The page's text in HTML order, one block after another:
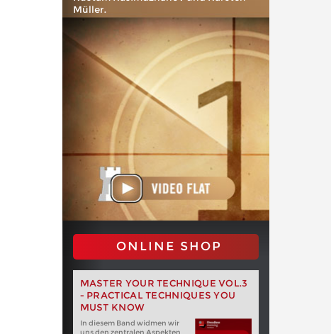
Müller.
ONLINE SHOP
MASTER YOUR TECHNIQUE VOL.3
- PRACTICAL TECHNIQUES YOU
MUST KNOW
In diesem Band widmen wir
uns den zentralen Aspekten